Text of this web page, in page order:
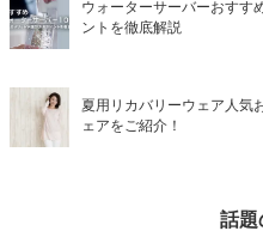
ウォーターサーバーおすす
ントを徹底解説
夏用リカバリーウェア人気
ェアをご紹介！
話題